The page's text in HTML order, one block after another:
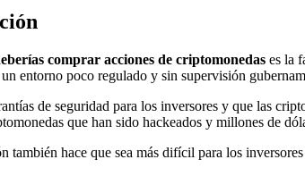
comprar acciones de criptomonedas es la
entorno poco regulado y sin supervisión
de seguridad para los inversores y que las
que han sido hackeados y millones de
también hace que sea más difícil para los